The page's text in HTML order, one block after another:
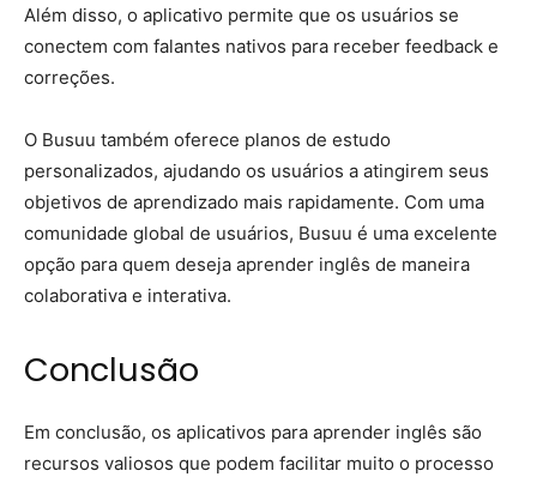
Além disso, o aplicativo permite que os usuários se
conectem com falantes nativos para receber feedback e
correções.
O Busuu também oferece planos de estudo
personalizados, ajudando os usuários a atingirem seus
objetivos de aprendizado mais rapidamente. Com uma
comunidade global de usuários, Busuu é uma excelente
opção para quem deseja aprender inglês de maneira
colaborativa e interativa.
Conclusão
Em conclusão, os aplicativos para aprender inglês são
recursos valiosos que podem facilitar muito o processo